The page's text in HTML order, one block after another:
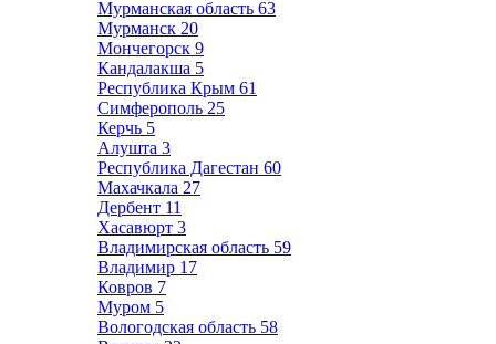
Мурманская область 63
Мурманск 20
Мончегорск 9
Кандалакша 5
Республика Крым 61
Симферополь 25
Керчь 5
Алушта 3
Республика Дагестан 60
Махачкала 27
Дербент 11
Хасавюрт 3
Владимирская область 59
Владимир 17
Ковров 7
Муром 5
Вологодская область 58